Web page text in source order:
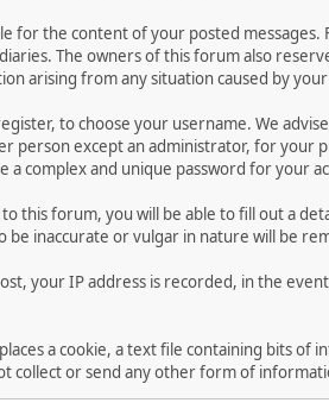
for the content of your posted
The owners of this forum also
arising from any situation caused by
to choose your username. We
person except an administrator, for your
a complex and unique password for your
this forum, you will be able to fill out a
inaccurate or vulgar in nature will be
your IP address is recorded, in the
a cookie, a text file containing bits of
collect or send any other form of